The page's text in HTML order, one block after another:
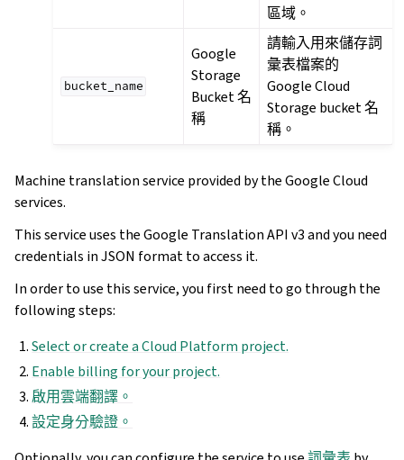
區域。
bucket_name
Google
Storage
Bucket 名
稱
請輸入用來儲存詞
彙表檔案的
Google Cloud
Storage bucket 名
稱。
Machine translation service provided by the Google Cloud
services.
This service uses the Google Translation API v3 and you need
credentials in JSON format to access it.
In order to use this service, you first need to go through the
following steps:
Select or create a Cloud Platform project.
Enable billing for your project.
啟用雲端翻譯。
設定身分驗證。